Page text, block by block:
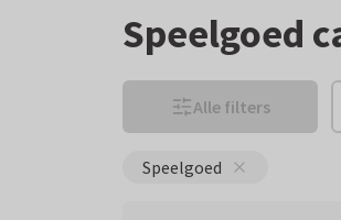
Speelgoed
Alle filters
Speelgoed